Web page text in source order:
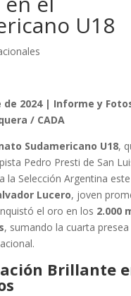
U18
de 2024 | Informe y
/ CADA
Sudamericano U18,
Pedro Presti de San
la Selección Argentina
Lucero, joven
el oro en los 2.000
, sumando la cuarta
Brillante